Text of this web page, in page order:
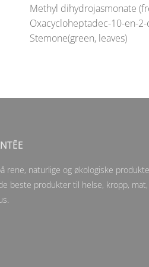
Methyl dihydrojasmonate
Oxacycloheptadec-10-en-
Stemone(green, leaves)
rene, naturlige og økologiske
beste produkter til helse, kropp,